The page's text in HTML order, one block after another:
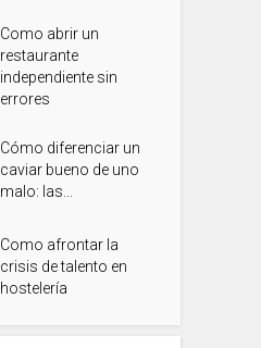
Como abrir un
restaurante
independiente sin
errores
Cómo diferenciar un
caviar bueno de uno
malo: las...
Como afrontar la
crisis de talento en
hostelería